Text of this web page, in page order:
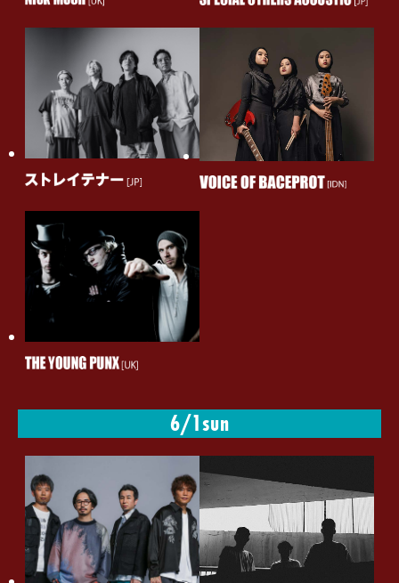
ASIAN KUNG-FU GENERATION presents NANO-
MUGEN FES. 2025 in JAKARTA 開催中止のお知らせ
Official Announcement: Cancellation of ASIAN
KUNG-FU GENERATION presents NANO-MUGEN
FES. 2025 in JAKARTA
Pengumuman Resmi: Pembatalan ASIAN KUNG-FU
GENERATION presents NANO-MUGEN FES. 2025 in
JAKARTA
2025.5.19
2025.5.15
NANO-MUGEN FES.2025 in Yokohama タイムテーブル
公開＆前方入替エリア整理券抽選受付開始
2025.5.15
NANO-MUGEN FES出演者が好きな楽曲をセレクト！
BECK来日記念「My Favorites BECK! by NANO-
2025.5.15
NANO-MUGEN FES.2025 公式チケットトレードのご案
2025.5.14
BECK Live in Japan 2025 公式チケットトレードのご案
内
2025.5.9
NANO-MUGEN FES.2025 in Yokohama 最終ラインナッ
6/1sun